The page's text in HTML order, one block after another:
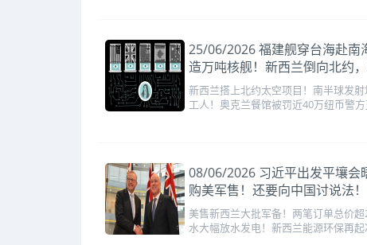
25/06/2026 福建舰穿台海赴南
造万吨核舰！新西兰倒向北约，
新西兰搭上北约太空项目！南半球发
工人！奥克兰餐馆被罚近40万纽币警
08/06/2026 习近平出发平壤
购美军售！还要向中国讨说法！
美售新西兰大批军备！两笔订单总价
水大幅放水发电！新西兰能源环保再